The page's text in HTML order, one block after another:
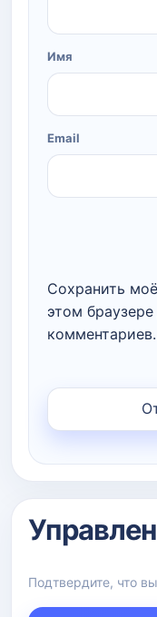
Имя
Email
Сохранить
этом
комментариев.
Подтвердите, что